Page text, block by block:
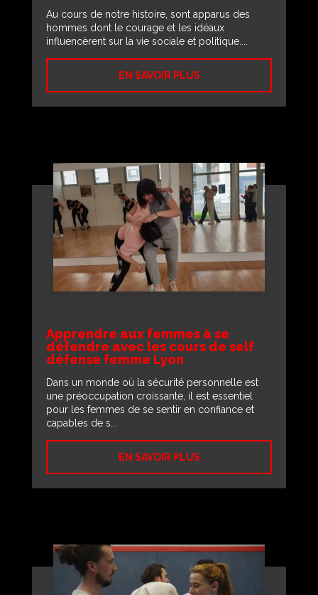
Au cours de notre histoire, sont apparus des
hommes dont le courage et les idéaux
influencèrent sur la vie sociale et politique....
EN SAVOIR PLUS
Apprendre aux femmes à se
défendre avec les cours de self
défense femme Lyon
Dans un monde où la sécurité personnelle est
une préoccupation croissante, il est essentiel
pour les femmes de se sentir en confiance et
capables de s...
EN SAVOIR PLUS